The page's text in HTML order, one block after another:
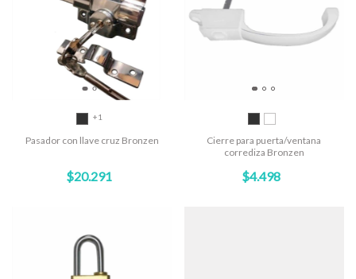
+1
Pasador con llave cruz Bronzen
$20.291
Cierre para puerta/ventana
corrediza Bronzen
$4.498